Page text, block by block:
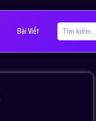
Bài Viết